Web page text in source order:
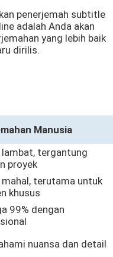
penerjemah subtitle
adalah Anda akan
yang lebih baik
dirilis.
Manusia
lambat, tergantung
proyek
mahal, terutama untuk
khusus
99% dengan
nuansa dan detail